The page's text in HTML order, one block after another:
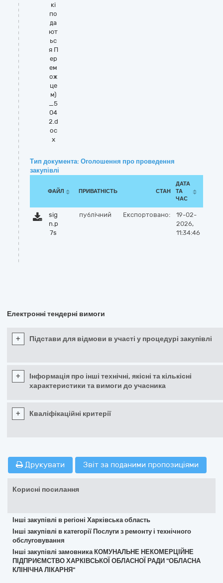
кі
по
да
ют
ьс
я П
ер
ем
ож
це
м)
_5
04
2.d
oc
x
Тип документа: Оголошення про проведення
закупівлі
ФАЙЛ ПРИВАТНІСТЬ СТАН
ДАТА
ТА
ЧАС
sig
n.p
7s
публічний Експортовано:
19-02-
2026,
11:34:46
Електронні тендерні вимоги
+ Підстави для відмови в участі у процедурі закупівлі
+
Інформація про інші технічні, якісні та кількісні
характеристики та вимоги до учасника
+ Кваліфікаційні критерії
Друкувати Звіт за поданими пропозиціями
Корисні посилання
Інші закупівлі в регіоні Харківська область
Інші закупівлі в категорії Послуги з ремонту і технічного
обслуговування
Інші закупівлі замовника КОМУНАЛЬНЕ НЕКОМЕРЦІЙНЕ
ПІДПРИЄМСТВО ХАРКІВСЬКОЇ ОБЛАСНОЇ РАДИ "ОБЛАСНА
КЛІНІЧНА ЛІКАРНЯ"